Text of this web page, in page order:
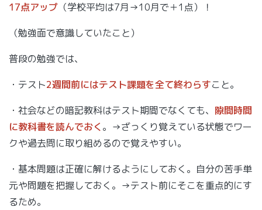
17点アップ （学校平均は7月→10月で＋1点）！
（勉強面で意識していたこと）
普段の勉強では、
・テスト2週間前にはテスト課題を全て終わらすこと。
・社会などの暗記教科はテスト期間でなくても、 隙間時間
に教科書を読んでおく。→ざっくり覚えている状態でワー
クや過去問に取り組めるので覚えやすい。
・基本問題は正確に解けるようにしておく。自分の苦手単
元や問題を把握しておく。→テスト前にそこを重点的にす
るため。